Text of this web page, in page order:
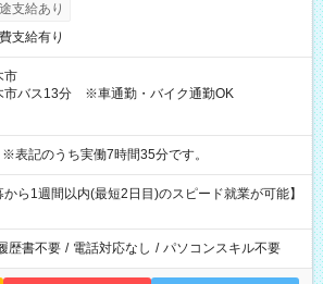
支給あり
支給有り
市
市バス13分 ※車通勤・バイク通勤OK
8:30～17:10 ※表記のうち実働7時間35分です。
ら1週間以内(最短2日目)のスピード就業が可能】
歴書不要 / 電話対応なし / パソコンスキル不要